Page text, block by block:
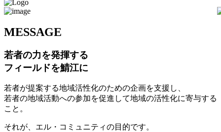
MESSAGE
若者の力を発揮する
フィールドを鯖江に
若者が提案する地域活性化のための企画を支援し、
若者の地域活動への参加を促進して地域の活性化に寄与する
こと。
それが、エル・コミュニティの目的です。